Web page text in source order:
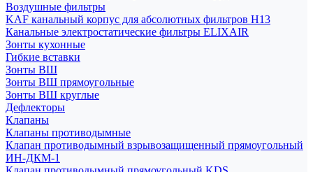
Воздушные фильтры
KAF канальный корпус для абсолютных фильтров H13
Канальные электростатические фильтры ELIXAIR
Зонты кухонные
Гибкие вставки
Зонты ВШ
Зонты ВШ прямоугольные
Зонты ВШ круглые
Дефлекторы
Клапаны
Клапаны противодымные
Клапан противодымный взрывозащищенный прямоугольный
ИН-ДКМ-1